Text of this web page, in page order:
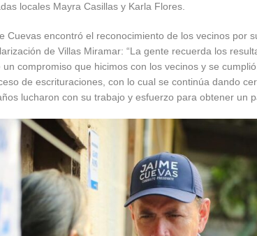
locales Mayra Casillas y Karla Flores.
Cuevas encontró el reconocimiento de los vecinos por
de Villas Miramar: “La gente recuerda los
compromiso que hicimos con los vecinos y se
de escrituraciones, con lo cual se continúa dando
lucharon con su trabajo y esfuerzo para obtener un